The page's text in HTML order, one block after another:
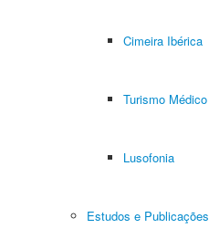
Cimeira Ibérica
Turismo Médico
Lusofonia
Estudos e Publicações